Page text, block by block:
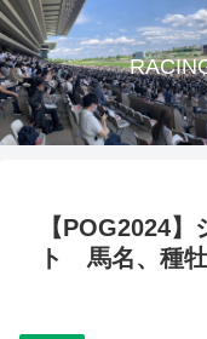
【POG2024
ト 馬名、種